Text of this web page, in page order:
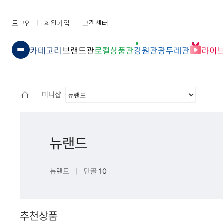
로그인 회원가입 고객센터
카테고리브랜드관로컬상품관강원관광두레관 라이
미니샵
뉴랜드
뉴랜드 단골 10
추천상품